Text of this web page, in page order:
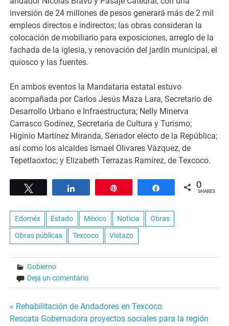
inversión de 24 millones de pesos generará más de 2 mil
empleos directos e indirectos; las obras consideran la
colocación de mobiliario para exposiciones, arreglo de la
fachada de la iglesia, y renovación del jardín municipal, el
quiosco y las fuentes.
En ambos eventos la Mandataria estatal estuvo
acompañada por Carlos Jesús Maza Lara, Secretario de
Desarrollo Urbano e Infraestructura; Nelly Minerva
Carrasco Godínez, Secretaria de Cultura y Turismo;
Higinio Martínez Miranda, Senador electo de la República;
así como los alcaldes Ismael Olivares Vázquez, de
Tepetlaoxtoc; y Elizabeth Terrazas Ramírez, de Texcoco.
Share 0
SHARES
Edoméx Estado México Noticia Obras
Obras públicas Texcoco Vistazo
Gobierno
Deja un comentario
Navegación
« Rehabilitación de Andadores en Texcoco
Rescata Gobernadora proyectos sociales para la región